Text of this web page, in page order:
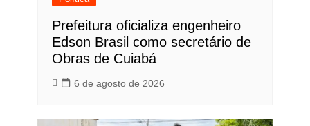
Prefeitura oficializa engenheiro
Edson Brasil como secretário de
Obras de Cuiabá
6 de agosto de 2026